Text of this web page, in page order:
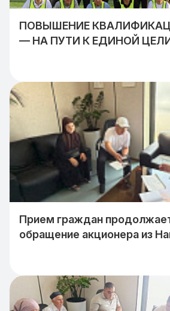
ПОВЫШЕНИЕ
— НА ПУТИ К ЕДИНОЙ
Прием граждан
обращение акционера из